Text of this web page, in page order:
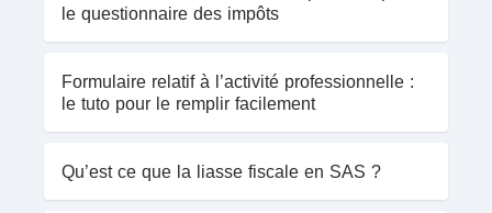
le questionnaire des impôts
Formulaire relatif à l’activité professionnelle :
le tuto pour le remplir facilement
Qu’est ce que la liasse fiscale en SAS ?